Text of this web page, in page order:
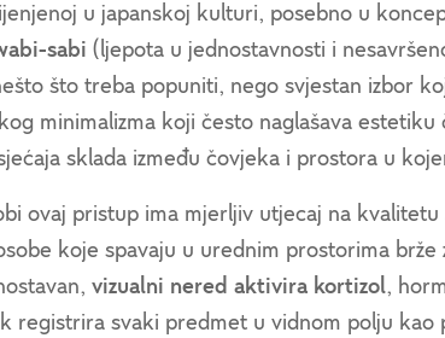
u japanskoj kulturi, posebno u
sabi (ljepota u jednostavnosti i
što treba popuniti, nego svjestan izbor
minimalizma koji često naglašava
sklada između čovjeka i prostora u
ovaj pristup ima mjerljiv utjecaj na
koje spavaju u urednim prostorima
vizualni nered aktivira kortizol,
registrira svaki predmet u vidnom polju kao